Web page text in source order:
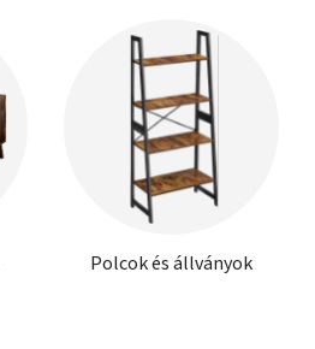
Polcok és állványok